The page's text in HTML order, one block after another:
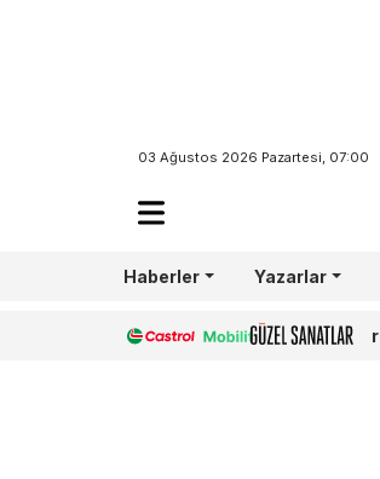
03 Ağustos 2026 Pazartesi, 07:00
Haberler Yazarlar
Castrol Güzel Sanatlar